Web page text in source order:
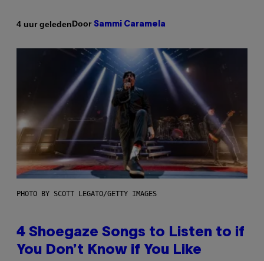
4 uur geledenDoor Sammi Caramela
PHOTO BY SCOTT LEGATO/GETTY IMAGES
4 Shoegaze Songs to Listen to if
You Don’t Know if You Like